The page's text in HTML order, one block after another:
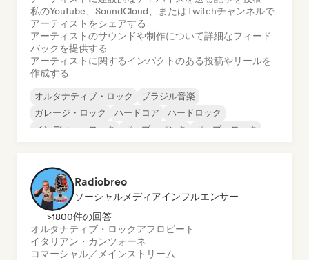
私のYouTube、SoundCloud、またはTwitchチャンネルで
アーティストをシェアする
アーティストのサウンドや制作について詳細なフィード
バックを提供する
アーティストに関するインパクトのある投稿やリールを
作成する
オルタナティブ・ロック
ブラジル音楽
ガレージ・ロック
ハードコア
ハードロック
インディー・ロック
ポップ・パンク ポップ・ロック
Radiobreo
ソーシャルメディアインフルエンサー
>1800件の回答
オルタナティブ・ロックアフロビート
イタリアン・カンツォーネ
コマーシャル／メインストリーム